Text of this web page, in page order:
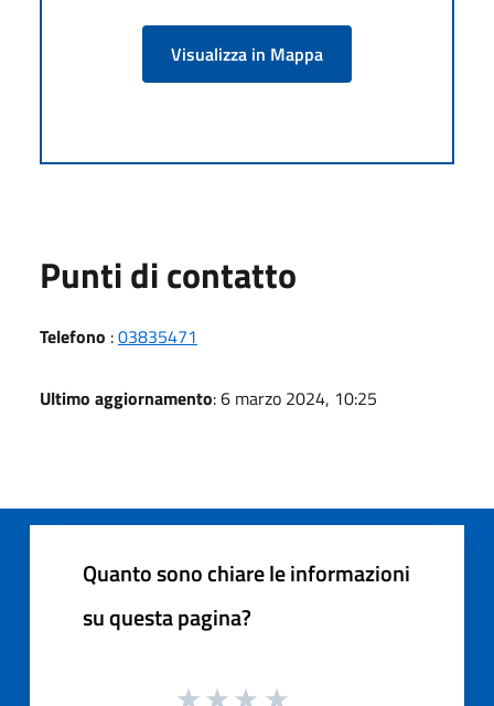
Visualizza in Mappa
Punti di contatto
Telefono :03835471
Ultimo aggiornamento: 6 marzo 2024, 10:25
Quanto sono chiare le informazioni
su questa pagina?